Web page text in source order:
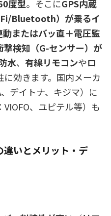
度型。そこにGPS内蔵
Bluetooth）が乗るイ
またはバッ直＋電圧監
撃検知（G-センサー）が
水、 有線リモコンやロ
に効きます。国内メーカ
デイトナ、キジマ）に
、ユピテル等）も
いとメリット・デ